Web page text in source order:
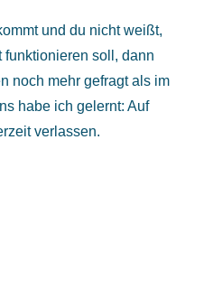
und du nicht weißt,
soll, dann
noch mehr gefragt als im
habe ich gelernt: Auf
verlassen.